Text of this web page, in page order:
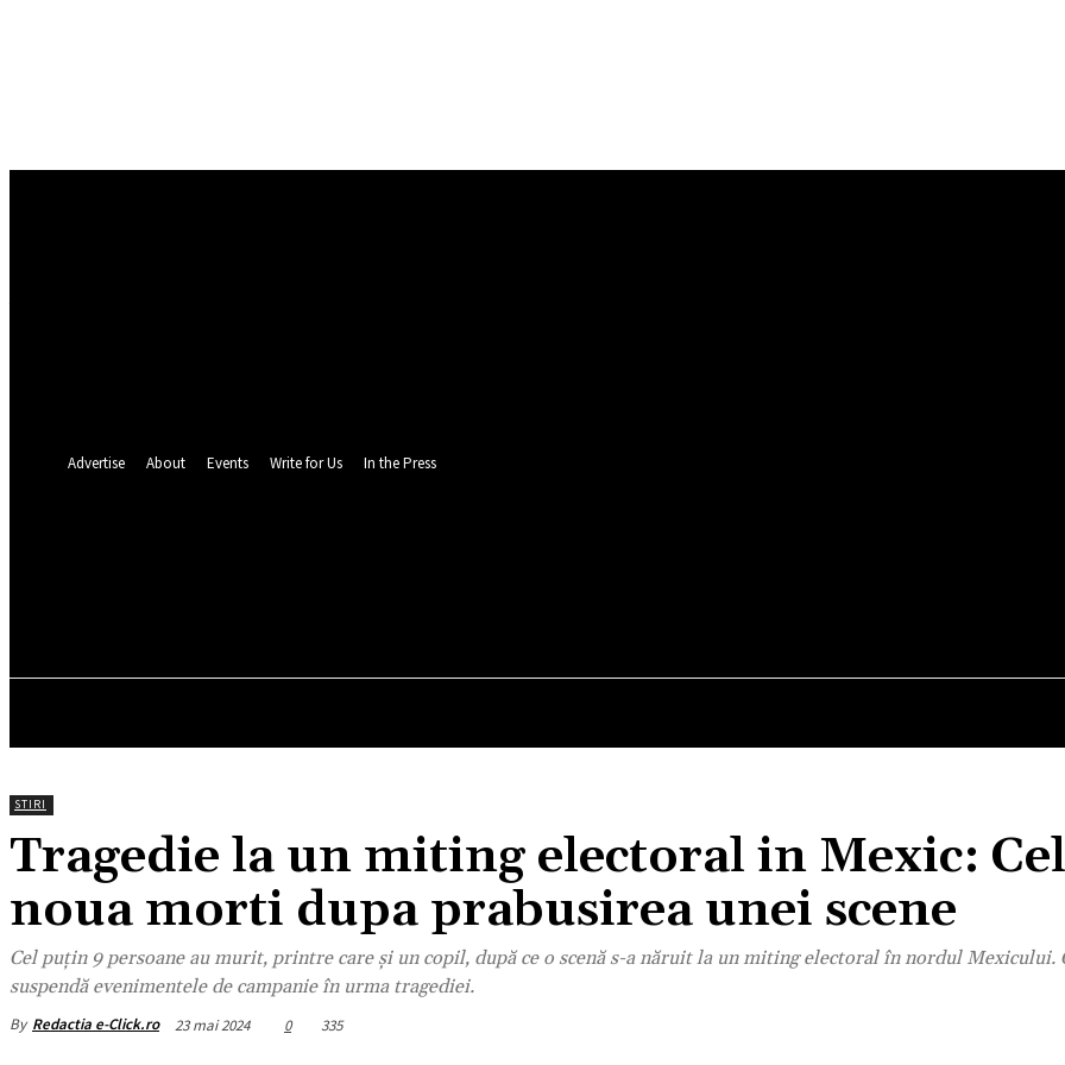
Advertise About Events Write for Us In the Press
STIRI
Tragedie la un miting electoral in Mexic:
noua morti dupa prabusirea unei scene
Cel puțin 9 persoane au murit, printre care și un copil, după ce o scenă s-a năruit la un miting electoral în nordul Mexicului.
suspendă evenimentele de campanie în urma tragediei.
By Redactia e-Click.ro 23 mai 2024 0 335